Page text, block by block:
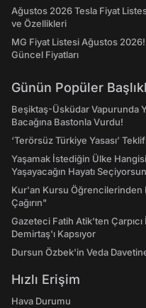
Ağustos 2026 Tesla Fiyat
ve Özellikleri
MG Fiyat Listesi Ağustos
Güncel Fiyatları
Günün Popüler
Beşiktaş-Üsküdar Vapurunda
Bacağına Bastonla Vurdu!
‘Terörsüz Türkiye Yasası’
Yaşamak İstediğin Ülke
Yaşayacağın Hayatı
Kur'an Kursu Öğrencilerinden
Çağırın"
Gazeteci Fatih Atik'ten
Demirtaş'ı Kapsıyor
Dursun Özbek'in Veda
Hızlı Erişim
Hava Durumu